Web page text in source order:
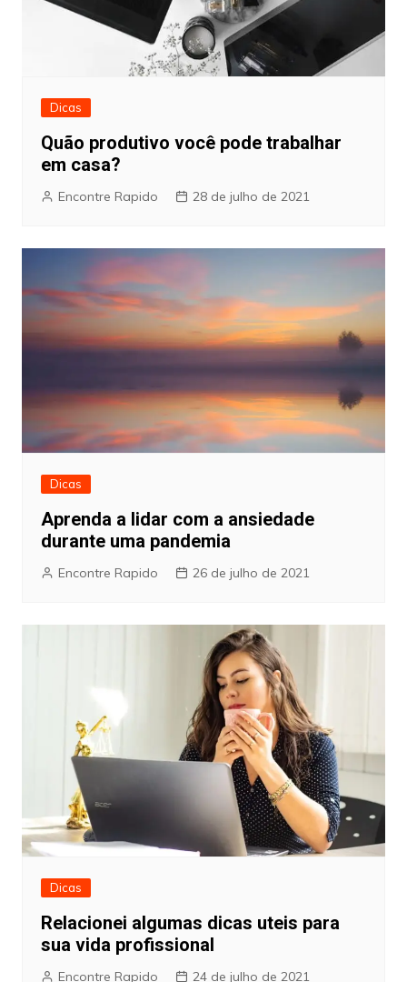
Dicas
Quão produtivo você pode trabalhar
em casa?
Encontre Rapido 28 de julho de 2021
Dicas
Aprenda a lidar com a ansiedade
durante uma pandemia
Encontre Rapido 26 de julho de 2021
Dicas
Relacionei algumas dicas uteis para
sua vida profissional
Encontre Rapido 24 de julho de 2021